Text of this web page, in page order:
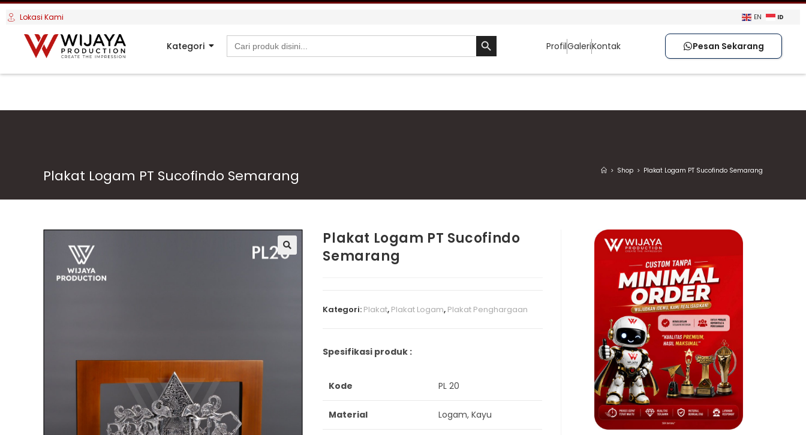
Lokasi Kami EN ID
Kategori
Search
for:
SEARCH BUTTON
ProfilGaleriKontak Pesan Sekarang
Plakat Logam PT Sucofindo Semarang > Shop > Plakat Logam PT Sucofindo Semarang
🔍
Plakat Logam PT Sucofindo
Semarang
Kategori: Plakat, Plakat Logam, Plakat Penghargaan
Spesifikasi produk :
Kode PL 20
Material Logam, Kayu